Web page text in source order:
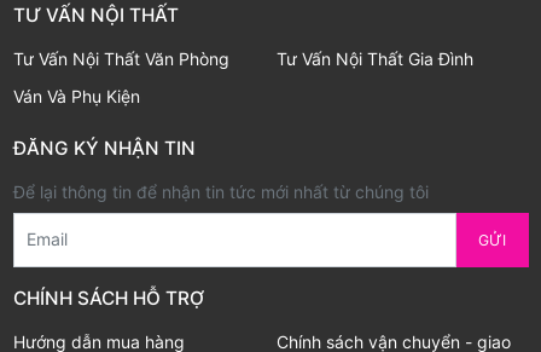
TƯ VẤN NỘI THẤT
Tư Vấn Nội Thất Văn Phòng
Tư Vấn Nội Thất Gia Đình
Ván Và Phụ Kiện
ĐĂNG KÝ NHẬN TIN
Để lại thông tin để nhận tin tức mới nhất từ chúng tôi
Email GỬI
CHÍNH SÁCH HỖ TRỢ
Hướng dẫn mua hàng Chính sách vận chuyển - giao